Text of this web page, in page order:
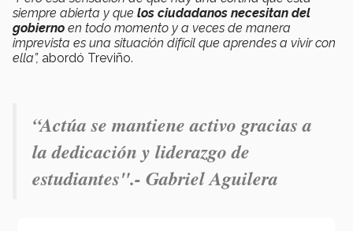
siempre abierta y que los ciudadanos necesitan del
gobierno en todo momento y a veces de manera
imprevista es una situación difícil que aprendes a vivir con
ella”, abordó Treviño.
“Actúa se mantiene activo gracias a
la dedicación y liderazgo de
estudiantes".- Gabriel Aguilera